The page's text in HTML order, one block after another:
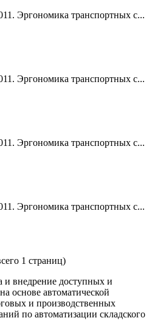
Эргономика транспортных с...
Эргономика транспортных с...
Эргономика транспортных с...
Эргономика транспортных с...
1 страниц)
внедрение доступных и
основе автоматической
и производственных
по автоматизации складского